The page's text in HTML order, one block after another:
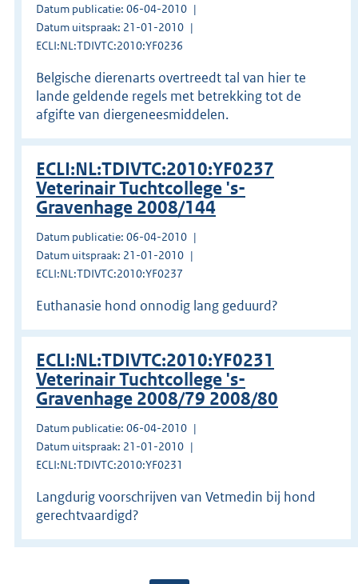
Datum publicatie: 06-04-2010
Datum uitspraak: 21-01-2010
ECLI:NL:TDIVTC:2010:YF0236
Belgische dierenarts overtreedt tal van hier te
lande geldende regels met betrekking tot de
afgifte van diergeneesmiddelen.
ECLI:NL:TDIVTC:2010:YF0237
Veterinair Tuchtcollege 's-
Gravenhage 2008/144
Datum publicatie: 06-04-2010
Datum uitspraak: 21-01-2010
ECLI:NL:TDIVTC:2010:YF0237
Euthanasie hond onnodig lang geduurd?
ECLI:NL:TDIVTC:2010:YF0231
Veterinair Tuchtcollege 's-
Gravenhage 2008/79 2008/80
Datum publicatie: 06-04-2010
Datum uitspraak: 21-01-2010
ECLI:NL:TDIVTC:2010:YF0231
Langdurig voorschrijven van Vetmedin bij hond
gerechtvaardigd?